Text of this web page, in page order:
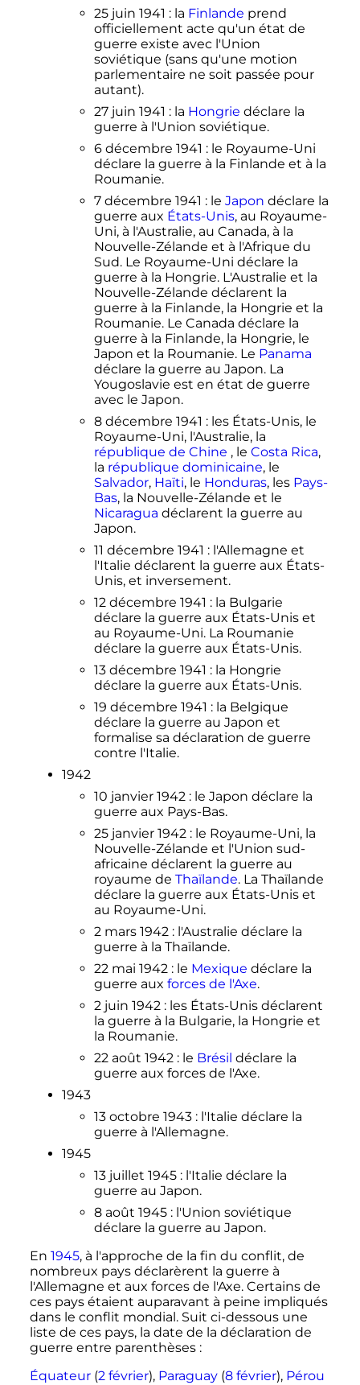
25 juin 1941 : la Finlande prend
officiellement acte qu'un état de
guerre existe avec l'Union
soviétique (sans qu'une motion
parlementaire ne soit passée pour
autant).
27 juin 1941 : la Hongrie déclare la
guerre à l'Union soviétique.
6 décembre 1941 : le Royaume-Uni
déclare la guerre à la Finlande et à la
Roumanie.
7 décembre 1941 : le Japon déclare la
guerre aux États-Unis, au Royaume-
Uni, à l'Australie, au Canada, à la
Nouvelle-Zélande et à l'Afrique du
Sud. Le Royaume-Uni déclare la
guerre à la Hongrie. L'Australie et la
Nouvelle-Zélande déclarent la
guerre à la Finlande, la Hongrie et la
Roumanie. Le Canada déclare la
guerre à la Finlande, la Hongrie, le
Japon et la Roumanie. Le Panama
déclare la guerre au Japon. La
Yougoslavie est en état de guerre
avec le Japon.
8 décembre 1941 : les États-Unis, le
Royaume-Uni, l'Australie, la
république de Chine , le Costa Rica,
la république dominicaine, le
Salvador, Haïti, le Honduras, les Pays-
Bas, la Nouvelle-Zélande et le
Nicaragua déclarent la guerre au
Japon.
11 décembre 1941 : l'Allemagne et
l'Italie déclarent la guerre aux États-
Unis, et inversement.
12 décembre 1941 : la Bulgarie
déclare la guerre aux États-Unis et
au Royaume-Uni. La Roumanie
déclare la guerre aux États-Unis.
13 décembre 1941 : la Hongrie
déclare la guerre aux États-Unis.
19 décembre 1941 : la Belgique
déclare la guerre au Japon et
formalise sa déclaration de guerre
contre l'Italie.
1942
10 janvier 1942 : le Japon déclare la
guerre aux Pays-Bas.
25 janvier 1942 : le Royaume-Uni, la
Nouvelle-Zélande et l'Union sud-
africaine déclarent la guerre au
royaume de Thaïlande. La Thaïlande
déclare la guerre aux États-Unis et
au Royaume-Uni.
2 mars 1942 : l'Australie déclare la
guerre à la Thaïlande.
22 mai 1942 : le Mexique déclare la
guerre aux forces de l'Axe.
2 juin 1942 : les États-Unis déclarent
la guerre à la Bulgarie, la Hongrie et
la Roumanie.
22 août 1942 : le Brésil déclare la
guerre aux forces de l'Axe.
1943
13 octobre 1943 : l'Italie déclare la
guerre à l'Allemagne.
1945
13 juillet 1945 : l'Italie déclare la
guerre au Japon.
8 août 1945 : l'Union soviétique
déclare la guerre au Japon.
En 1945, à l'approche de la fin du conflit, de
nombreux pays déclarèrent la guerre à
l'Allemagne et aux forces de l'Axe. Certains de
ces pays étaient auparavant à peine impliqués
dans le conflit mondial. Suit ci-dessous une
liste de ces pays, la date de la déclaration de
guerre entre parenthèses :
Équateur(2 février), Paraguay(8 février), Pérou